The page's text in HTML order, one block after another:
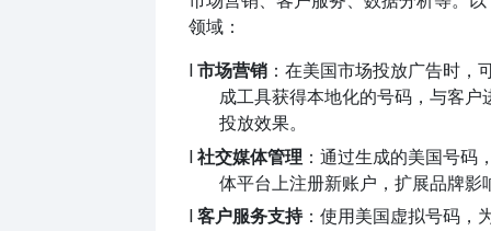
领域：
l 市场营销 ：在美国市场投放广告时，
成工具获得本地化的号码，与客户
投放效果。
l 社交媒体管理 ：通过生成的美国号码
体平台上注册新账户，扩展品牌影
客户服务支持：使用美国虚拟号码，